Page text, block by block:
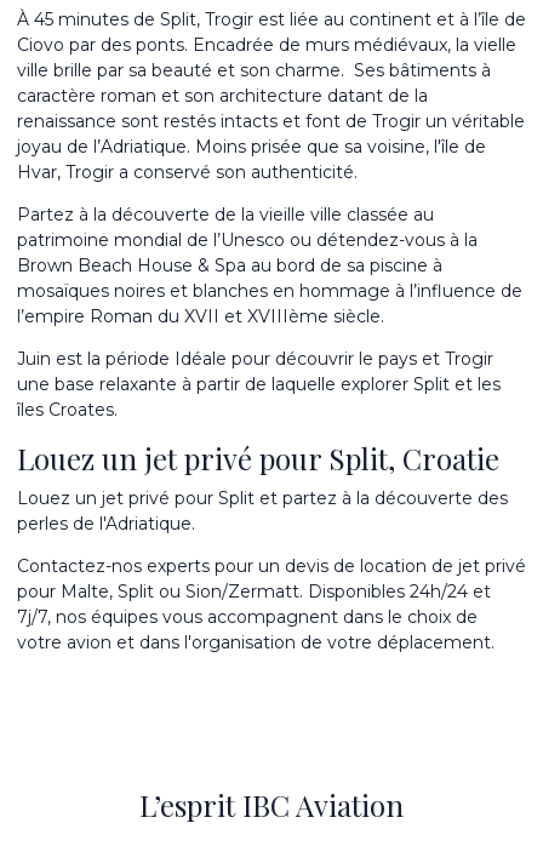
À 45 minutes de Split, Trogir est liée au continent et à l’île de
Ciovo par des ponts. Encadrée de murs médiévaux, la vielle
ville brille par sa beauté et son charme. Ses bâtiments à
caractère roman et son architecture datant de la
renaissance sont restés intacts et font de Trogir un véritable
joyau de l’Adriatique. Moins prisée que sa voisine, l'île de
Hvar, Trogir a conservé son authenticité.
Partez à la découverte de la vieille ville classée au
patrimoine mondial de l’Unesco ou détendez-vous à la
Brown Beach House & Spa au bord de sa piscine à
mosaïques noires et blanches en hommage à l’influence de
l’empire Roman du XVII et XVIIIème siècle.
Juin est la période Idéale pour découvrir le pays et Trogir
une base relaxante à partir de laquelle explorer Split et les
îles Croates.
Louez un jet privé pour Split, Croatie
Louez un jet privé pour Split et partez à la découverte des
perles de l'Adriatique.
Contactez-nos experts pour un devis de location de jet privé
pour Malte, Split ou Sion/Zermatt. Disponibles 24h/24 et
7j/7, nos équipes vous accompagnent dans le choix de
votre avion et dans l'organisation de votre déplacement.
L’esprit IBC Aviation